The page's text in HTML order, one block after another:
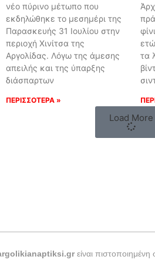
νέο πύρινο μέτωπο που
εκδηλώθηκε το μεσημέρι της
Παρασκευής 31 Ιουλίου στην
περιοχή Χινίτσα της
Αργολίδας. Λόγω της άμεσης
απειλής και της ύπαρξης
διάσπαρτων
ΠΕΡΙΣΣΟΤΕΡΑ »
τα
Load More
είναι πιστοποιημένη